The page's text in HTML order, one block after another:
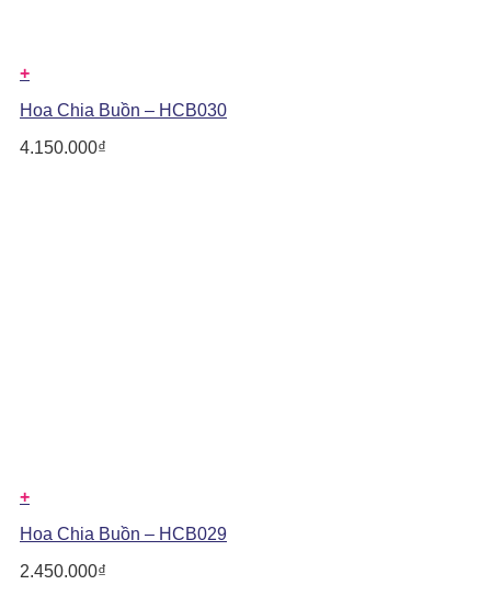
+
Hoa Chia Buồn – HCB030
4.150.000₫
+
Hoa Chia Buồn – HCB029
2.450.000₫